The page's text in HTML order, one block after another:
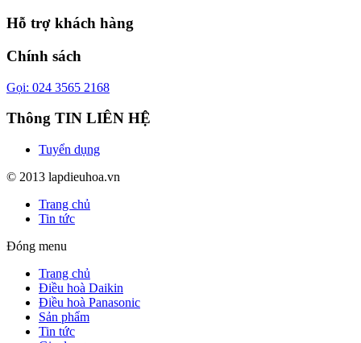
Hỗ trợ khách hàng
Chính sách
Gọi: 024 3565 2168
Thông TIN LIÊN HỆ
Tuyển dụng
© 2013 lapdieuhoa.vn
Trang chủ
Tin tức
Đóng menu
Trang chủ
Điều hoà Daikin
Điều hoà Panasonic
Sản phẩm
Tin tức